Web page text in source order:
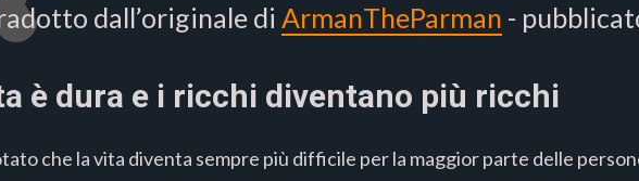
dall’originale di ArmanTheParman -
è dura e i ricchi diventano più ricchi
che la vita diventa sempre più difficile per la maggior parte delle